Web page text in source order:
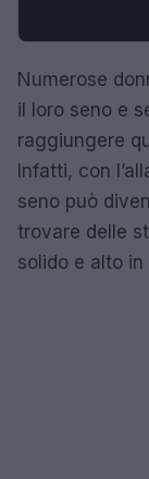
Numerose
il loro seno e
raggiungere
Infatti, con
seno può
trovare delle
solido e alto